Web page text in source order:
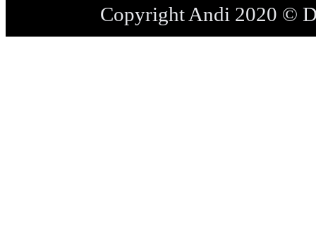
Copyright Andi 2020 ©